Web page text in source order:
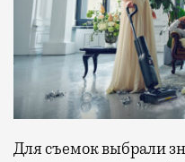
Для съемок выбрали